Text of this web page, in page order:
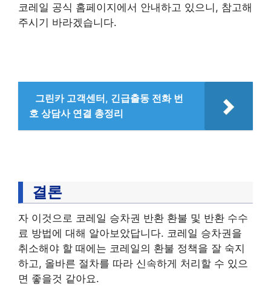
코레일 공식 홈페이지에서 안내하고 있으니, 참고해
주시기 바라겠습니다.
그린카 고객센터, 긴급출동 전화 번
호 상담사 연결 총정리
결론
자 이것으로 코레일 승차권 반환 환불 및 반환 수수
료 방법에 대해 알아보았답니다. 코레일 승차권을
취소해야 할 때에는 코레일의 환불 정책을 잘 숙지
하고, 올바른 절차를 따라 신속하게 처리할 수 있으
면 좋을것 같아요.